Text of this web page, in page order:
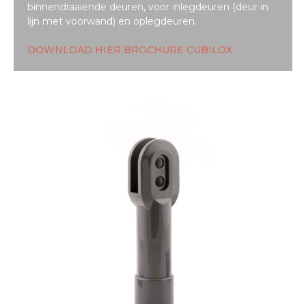
binnendraaiende deuren, voor inlegdeuren (deur in
lijn met voorwand) en oplegdeuren.
DOWNLOAD HIER BROCHURE CUBILOX